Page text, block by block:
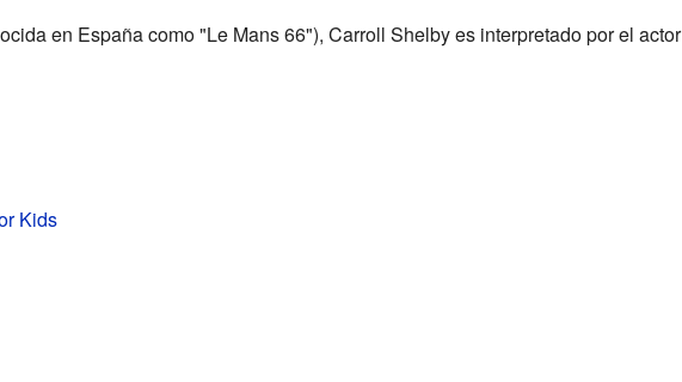
en España como "Le Mans 66"), Carroll Shelby es interpretado por el actor
Kids